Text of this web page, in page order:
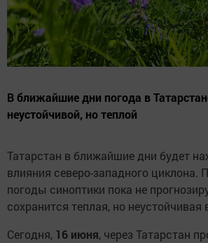
В ближайшие дни погода в
неустойчивой, но теплой
Татарстан в ближайшие дни будет
влияния северо-западного циклона.
погоды синоптики пока не
сохранится теплая, но
Сегодня, 16 июня, через Татарстан